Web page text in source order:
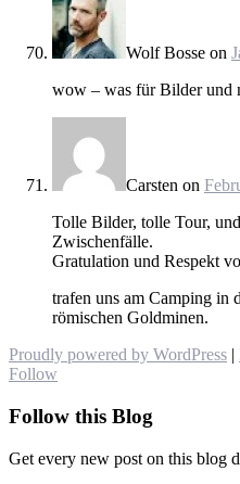
Wolf Bosse on
wow – was für Bilder und
Carsten on
Tolle Bilder, tolle Tour,
Zwischenfälle.
Gratulation und Respekt
trafen uns am Camping in
römischen Goldminen.
Proudly powered by WordPress |
Follow
Follow this Blog
Get every new post on this blog